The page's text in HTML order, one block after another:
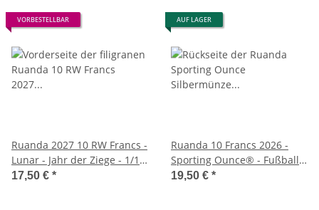
VORBESTELLBAR
Ruanda 2027 10 RW Francs -
Lunar - Jahr der Ziege - 1/12
Unze Silber
17,50 € *
AUF LAGER
Ruanda 10 Francs 2026 -
Sporting Ounce® - Fußball
1/12 oz Silber
19,50 € *